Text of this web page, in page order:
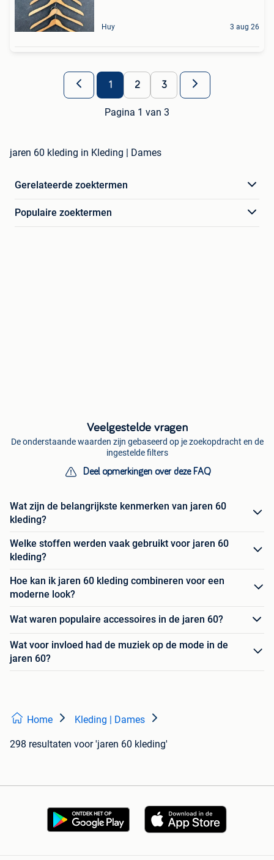
Huy 3 aug 26
1 2 3
Pagina 1 van 3
jaren 60 kleding in Kleding | Dames
Gerelateerde zoektermen
Populaire zoektermen
Veelgestelde vragen
De onderstaande waarden zijn gebaseerd op je zoekopdracht en de
ingestelde filters
Deel opmerkingen over deze FAQ
Wat zijn de belangrijkste kenmerken van jaren 60
kleding?
Welke stoffen werden vaak gebruikt voor jaren 60
kleding?
Hoe kan ik jaren 60 kleding combineren voor een
moderne look?
Wat waren populaire accessoires in de jaren 60?
Wat voor invloed had de muziek op de mode in de
jaren 60?
Home Kleding | Dames
298 resultaten voor 'jaren 60 kleding'